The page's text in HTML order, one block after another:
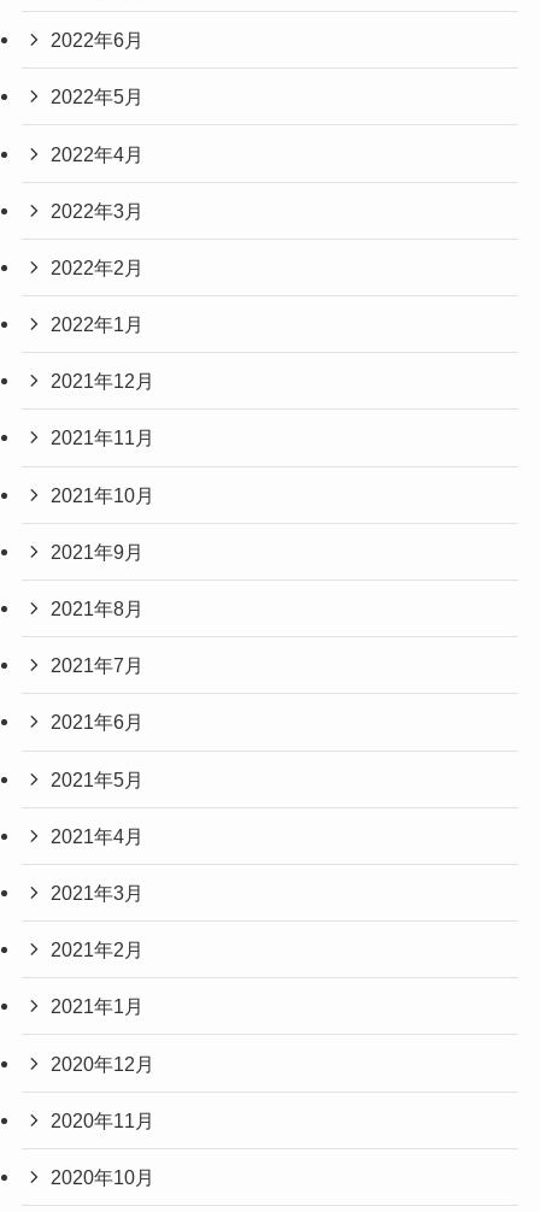
2022年6月
2022年5月
2022年4月
2022年3月
2022年2月
2022年1月
2021年12月
2021年11月
2021年10月
2021年9月
2021年8月
2021年7月
2021年6月
2021年5月
2021年4月
2021年3月
2021年2月
2021年1月
2020年12月
2020年11月
2020年10月